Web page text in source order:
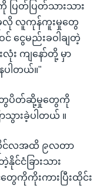
ြတ်ပြတ်သားသား
ခုလို လူကုန်ကူးမှုတွေ
ေမည်းခဝါချတဲ့
း ကျနော်တို့ မှာ
ါတယ်။"
တွေပိတ်ဆို့မှုတွေကို
သွားခဲ့ပါတယ် ။
လိုင်လအထိ ၉လတာ
င်ငံခြားသား
တွေကိုကိုးကားပြီးထိုင်း